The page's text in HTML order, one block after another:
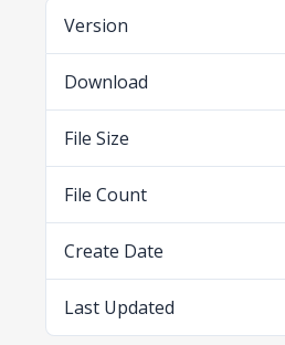
Version
Download
File Size
File Count
Create Date
Last Updated